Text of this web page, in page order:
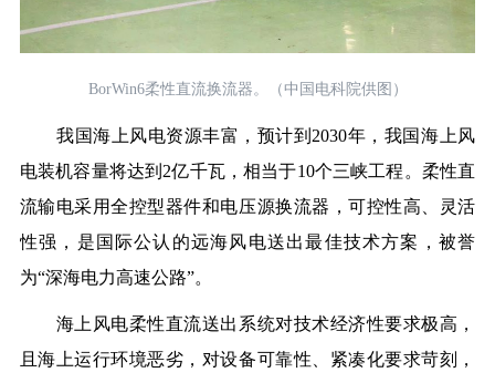
BorWin6柔性直流换流器。（中国电科院供图）
我国海上风电资源丰富，预计到2030年，我国海上风
电装机容量将达到2亿千瓦，相当于10个三峡工程。柔性直
流输电采用全控型器件和电压源换流器，可控性高、灵活
性强，是国际公认的远海风电送出最佳技术方案，被誉
为“深海电力高速公路”。
海上风电柔性直流送出系统对技术经济性要求极高，
且海上运行环境恶劣，对设备可靠性、紧凑化要求苛刻，